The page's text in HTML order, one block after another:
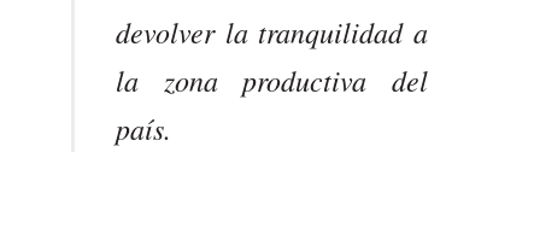
devolver la tranquilidad a
la zona productiva del
país.